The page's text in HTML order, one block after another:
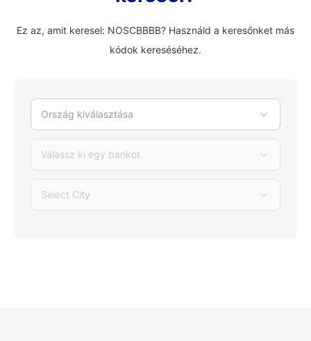
Ez az, amit keresel: NOSCBBBB? Használd a keresőnket más
kódok kereséséhez.
Ország kiválasztása
Válassz ki egy bankot
Select City